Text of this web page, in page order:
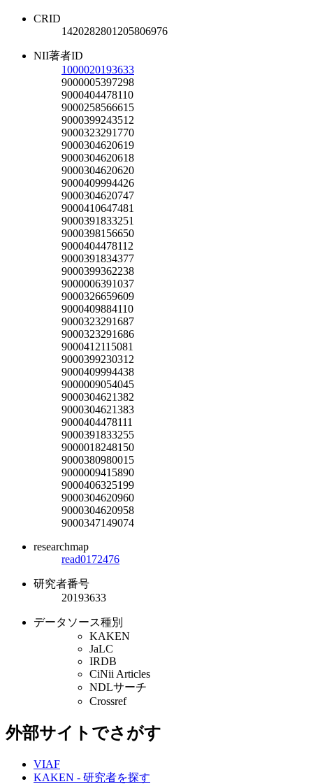
CRID
1420282801205806976
NII著者ID
1000020193633
9000005397298
9000404478110
9000258566615
9000399243512
9000323291770
9000304620619
9000304620618
9000304620620
9000409994426
9000304620747
9000410647481
9000391833251
9000398156650
9000404478112
9000391834377
9000399362238
9000006391037
9000326659609
9000409884110
9000323291687
9000323291686
9000412115081
9000399230312
9000409994438
9000009054045
9000304621382
9000304621383
9000404478111
9000391833255
9000018248150
9000380980015
9000009415890
9000406325199
9000304620960
9000304620958
9000347149074
researchmap
read0172476
研究者番号
20193633
データソース種別
KAKEN
JaLC
IRDB
CiNii Articles
NDLサーチ
Crossref
外部サイトでさがす
VIAF
KAKEN - 研究者を探す